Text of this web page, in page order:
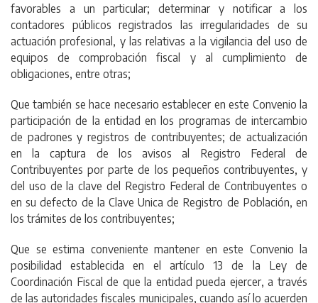
favorables a un particular; determinar y notificar a los
contadores públicos registrados las irregularidades de su
actuación profesional, y las relativas a la vigilancia del uso de
equipos de comprobación fiscal y al cumplimiento de
obligaciones, entre otras;
Que también se hace necesario establecer en este Convenio la
participación de la entidad en los programas de intercambio
de padrones y registros de contribuyentes; de actualización
en la captura de los avisos al Registro Federal de
Contribuyentes por parte de los pequeños contribuyentes, y
del uso de la clave del Registro Federal de Contribuyentes o
en su defecto de la Clave Unica de Registro de Población, en
los trámites de los contribuyentes;
Que se estima conveniente mantener en este Convenio la
posibilidad establecida en el artículo 13 de la Ley de
Coordinación Fiscal de que la entidad pueda ejercer, a través
de las autoridades fiscales municipales, cuando así lo acuerden